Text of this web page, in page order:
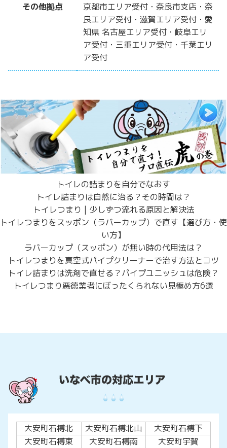
その他拠点
京都市エリア受付・奈良市支店・奈
良エリア受付・滋賀エリア受付・愛
知県 名古屋エリア受付・岐阜エリ
ア受付・三重エリア受付・千葉エリ
ア受付
トイレの詰まりを自分でなおす
トイレ詰まりは自然に治る？その時間は？
トイレつまり | 少しずつ流れる原因と解決法
トイレつまりをスッポン（ラバーカップ）で直す【選び方・使
い方】
ラバーカップ（スッポン）が無い時の代用法は？
トイレつまりを真空式パイプクリーナーで治す方法とコツ
トイレ詰まりは洗剤で直せる？パイプユニッシュは危険？
トイレつまり悪徳業者にぼったくられない見極め方6選
大安町石榑北 大安町石榑北山
大安町石榑下
大安町石榑東
大安町石榑南
大安町宇賀